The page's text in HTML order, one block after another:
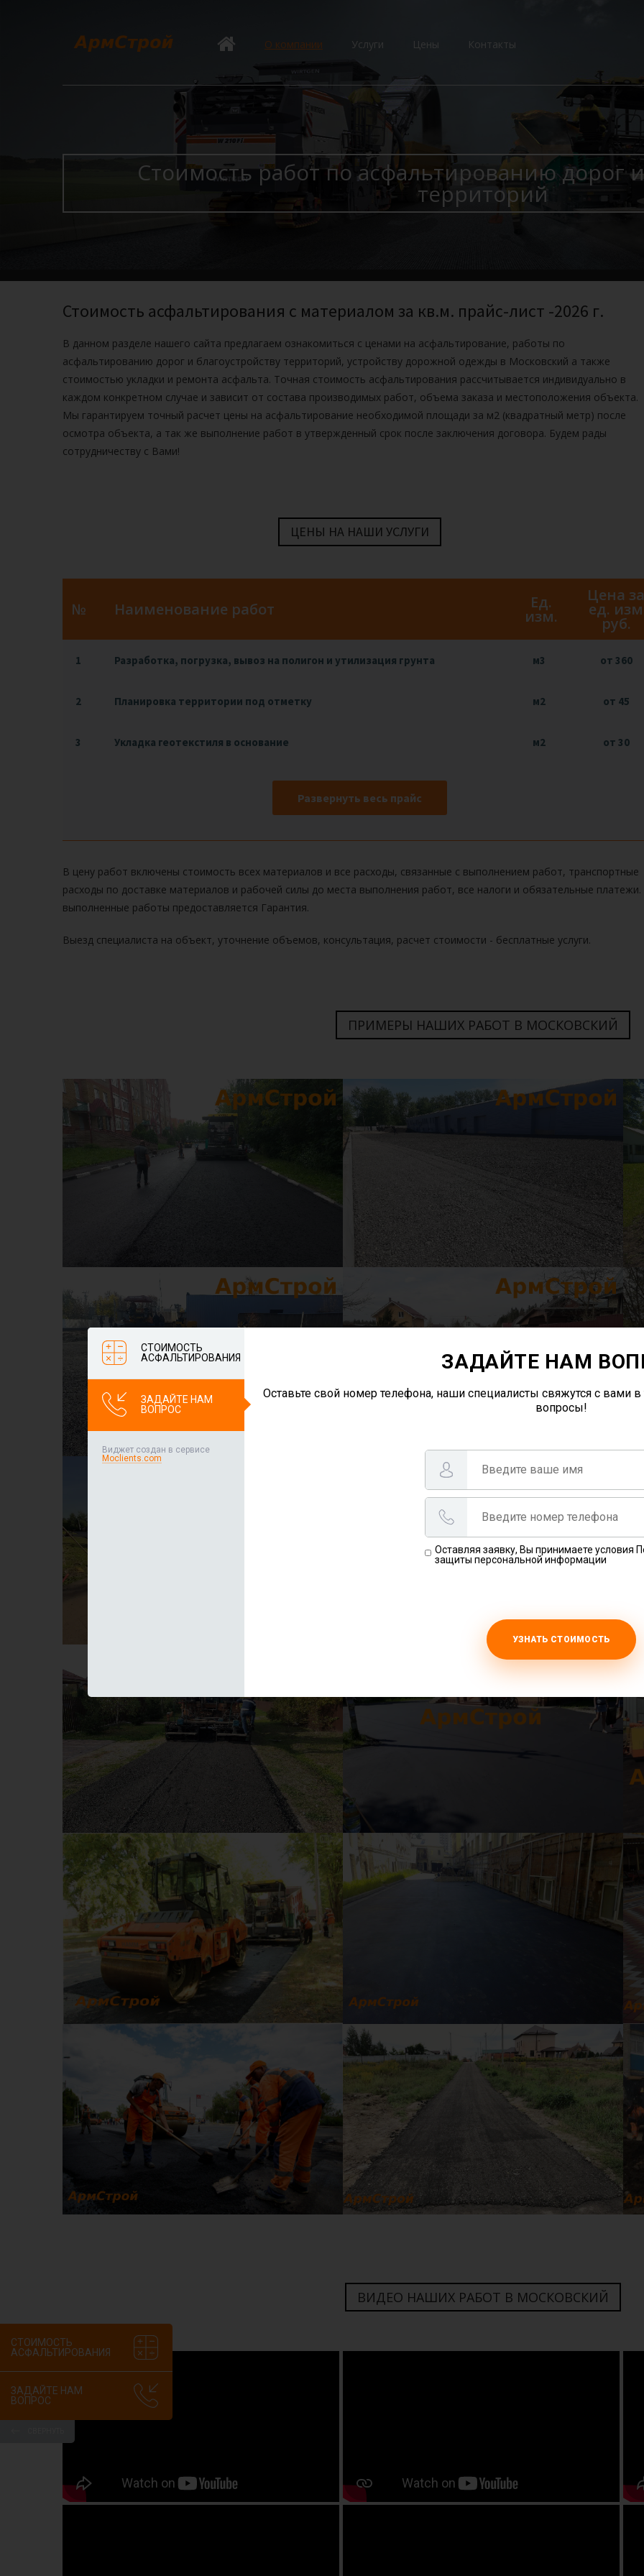
О компании Услуги Цены Контакты
Стоимость работ по асфальтированию дорог
территорий
Стоимость асфальтирования с материалом за кв.м. прайс-лист -2026 г.
В данном разделе нашего сайта предлагаем ознакомиться с ценами на асфальтирование, работы по
асфальтированию дорог и благоустройству территорий, устройству дорожной одежды в Московский а также
стоимостью укладки и ремонта асфальта. Точная стоимость асфальтирования рассчитывается индивидуально в
каждом конкретном случае и зависит от состава производимых работ, объема заказа и местоположения объекта.
Мы гарантируем точный расчет цены на асфальтирование необходимой площади за м2 (квадратный метр) после
осмотра объекта, а так же выполнение работ в утвержденный срок после заключения договора. Будем рады
сотрудничеству с Вами!
ЦЕНЫ НА НАШИ УСЛУГИ
№ Наименование работ Ед.
изм.
Цена
ед. изм
руб.
1 Разработка, погрузка, вывоз на полигон и утилизация грунта м3 от 360
2 Планировка территории под отметку м2 от 45
3 Укладка геотекстиля в основание м2 от 30
Развернуть весь прайс
В цену работ включены стоимость всех материалов и все расходы, связанные с выполнением работ, транспортные
расходы по доставке материалов и рабочей силы до места выполнения работ, все налоги и обязательные
выполненные работы предоставляется Гарантия.
Выезд специалиста на объект, уточнение объемов, консультация, расчет стоимости - бесплатные услуги.
ПРИМЕРЫ НАШИХ РАБОТ В МОСКОВСКИЙ
ВИДЕО НАШИХ РАБОТ В МОСКОВСКИЙ
СТОИМОСТЬ
АСФАЛЬТИРОВАНИЯ
ЗАДАЙТЕ НАМ
ВОПРОС
СТОИМОСТЬ
АСФАЛЬТИРОВАНИЯ
ЗАДАЙТЕ НАМ
ВОПРОС
Виджет создан в сервисе
Moclients.com
ЗАДАЙТЕ НАМ
Оставьте свой номер телефона, наши специалисты свяжутся с вами
вопросы!
Оставляя заявку, Вы принимаете условия
защиты персональной информации
УЗНАТЬ СТОИМОСТЬ